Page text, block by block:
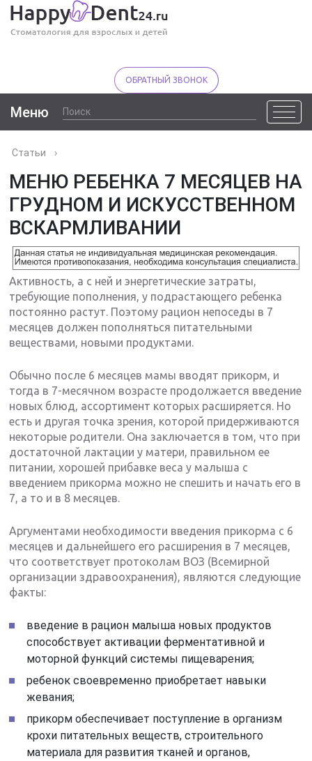
ОБРАТНЫЙ ЗВОНОК
Меню
Статьи ›
МЕНЮ РЕБЕНКА 7 МЕСЯЦЕВ НА
ГРУДНОМ И ИСКУССТВЕННОМ
ВСКАРМЛИВАНИИ
Активность, а с ней и энергетические затраты,
требующие пополнения, у подрастающего ребенка
постоянно растут. Поэтому рацион непоседы в 7
месяцев должен пополняться питательными
веществами, новыми продуктами.
Обычно после 6 месяцев мамы вводят прикорм, и
тогда в 7-месячном возрасте продолжается введение
новых блюд, ассортимент которых расширяется. Но
есть и другая точка зрения, которой придерживаются
некоторые родители. Она заключается в том, что при
достаточной лактации у матери, правильном ее
питании, хорошей прибавке веса у малыша с
введением прикорма можно не спешить и начать его в
7, а то и в 8 месяцев.
Аргументами необходимости введения прикорма с 6
месяцев и дальнейшего его расширения в 7 месяцев,
что соответствует протоколам ВОЗ (Всемирной
организации здравоохранения), являются следующие
факты:
введение в рацион малыша новых продуктов
способствует активации ферментативной и
моторной функций системы пищеварения;
ребенок своевременно приобретает навыки
жевания;
прикорм обеспечивает поступление в организм
крохи питательных веществ, строительного
материала для развития тканей и органов,